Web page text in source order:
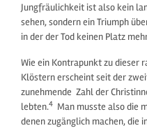
Jungfräulichkeit ist also kein
sehen, sondern ein Triumph
in der der Tod keinen Platz
Wie ein Kontrapunkt zu dieser
Klöstern erscheint seit der
zunehmende Zahl der
lebten.4 Man musste also die
denen zugänglich machen, die